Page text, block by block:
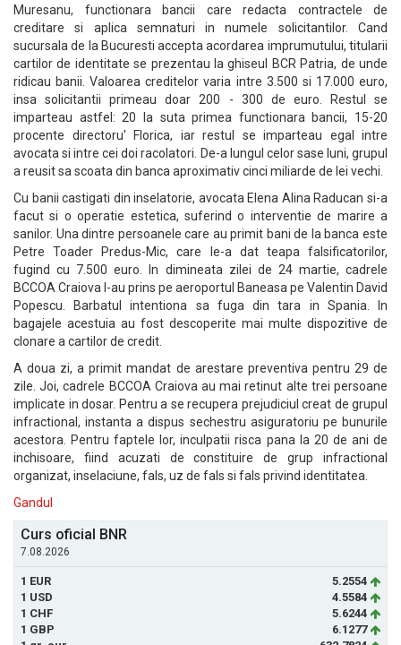
Muresanu, functionara bancii care redacta contractele de
creditare si aplica semnaturi in numele solicitantilor. Cand
sucursala de la Bucuresti accepta acordarea imprumutului, titularii
cartilor de identitate se prezentau la ghiseul BCR Patria, de unde
ridicau banii. Valoarea creditelor varia intre 3.500 si 17.000 euro,
insa solicitantii primeau doar 200 - 300 de euro. Restul se
imparteau astfel: 20 la suta primea functionara bancii, 15-20
procente directoru' Florica, iar restul se imparteau egal intre
avocata si intre cei doi racolatori. De-a lungul celor sase luni, grupul
a reusit sa scoata din banca aproximativ cinci miliarde de lei vechi.
Cu banii castigati din inselatorie, avocata Elena Alina Raducan si-a
facut si o operatie estetica, suferind o interventie de marire a
sanilor. Una dintre persoanele care au primit bani de la banca este
Petre Toader Predus-Mic, care le-a dat teapa falsificatorilor,
fugind cu 7.500 euro. In dimineata zilei de 24 martie, cadrele
BCCOA Craiova l-au prins pe aeroportul Baneasa pe Valentin David
Popescu. Barbatul intentiona sa fuga din tara in Spania. In
bagajele acestuia au fost descoperite mai multe dispozitive de
clonare a cartilor de credit.
A doua zi, a primit mandat de arestare preventiva pentru 29 de
zile. Joi, cadrele BCCOA Craiova au mai retinut alte trei persoane
implicate in dosar. Pentru a se recupera prejudiciul creat de grupul
infractional, instanta a dispus sechestru asiguratoriu pe bunurile
acestora. Pentru faptele lor, inculpatii risca pana la 20 de ani de
inchisoare, fiind acuzati de constituire de grup infractional
organizat, inselaciune, fals, uz de fals si fals privind identitatea.
Gandul
Curs oficial BNR
7.08.2026
1 EUR
5.2554
1 USD
4.5584
1 CHF
5.6244
1 GBP
6.1277